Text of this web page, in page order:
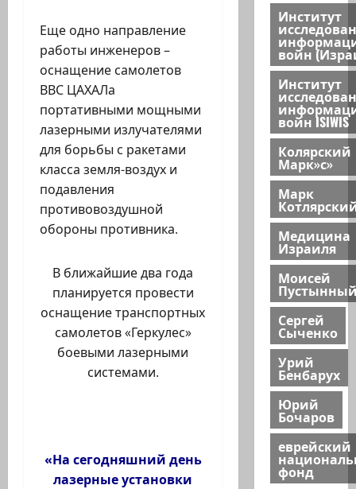
Еще одно направление
работы инженеров –
оснащение самолетов
ВВС ЦАХАЛа
портативными мощными
лазерными излучателями
для борьбы с ракетами
класса земля-воздух и
подавления
противовоздушной
обороны противника.
В ближайшие два года
планируется провести
оснащение транспортных
самолетов «Геркулес»
боевыми лазерными
системами.
«На сегодняшний день
лазерные установки
Институт
войн
Институт
войн ISIWIS
Колярский
Марк»с»
Марк
Медицина
Израиля
Моисей
Сергей
Сыченко
Урий
Бенбарух
Юрий
Бочаров
еврейский
фонд